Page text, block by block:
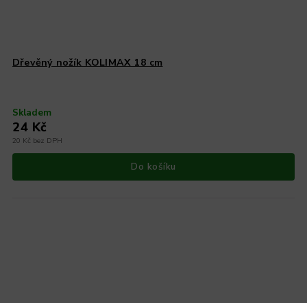
Dřevěný nožík KOLIMAX 18 cm
Skladem
20 Kč bez DPH
24 Kč
Do košíku